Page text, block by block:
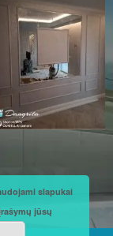
slapukai
jūsų